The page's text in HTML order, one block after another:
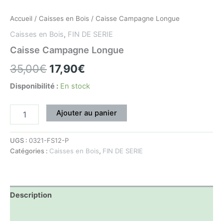
Accueil / Caisses en Bois / Caisse Campagne Longue
Caisses en Bois, FIN DE SERIE
Caisse Campagne Longue
35,00€ 17,90€
Disponibilité : En stock
Ajouter au panier
UGS : 0321-FS12-P
Catégories : Caisses en Bois, FIN DE SERIE
Description